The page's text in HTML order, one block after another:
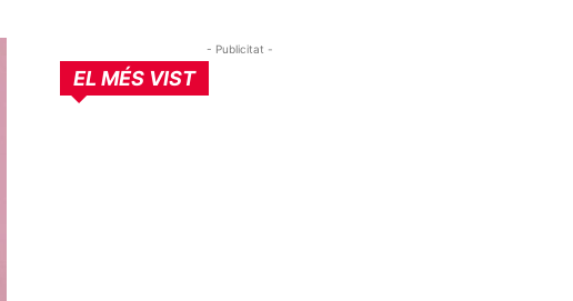
- Publicitat -
EL MÉS VIST